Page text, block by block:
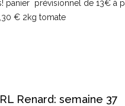
panier prévisionnel de 13€ à
€ 2kg tomate
Renard: semaine 37